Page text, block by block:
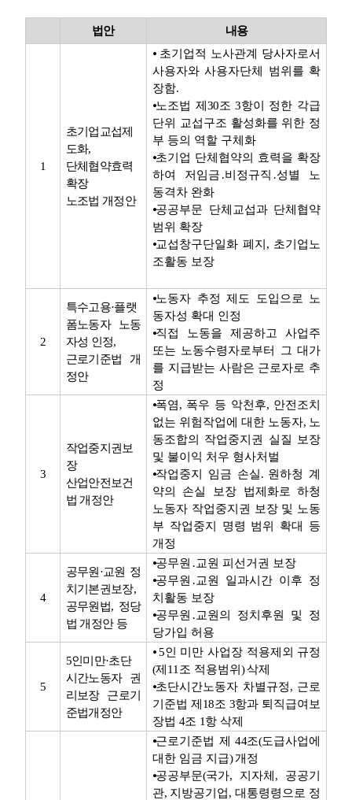
법안 내용
1
초기업교섭제
도화,
단체협약효력
확장
노조법 개정안
⦁ 초기업적 노사관계 당사자로서
사용자와 사용자단체 범위를 확
장함.
⦁노조법 제 30조3항이 정한 각급
단위 교섭구조 활성화를 위한 정
부 등의 역할 구체화
⦁초기업 단체협약의 효력을 확장
하여 저임금․비정규직 ․성별 노
동격차 완화
⦁공공부문 단체교섭과 단체협약
범위 확장
⦁교섭창구단일화 폐지 , 초기업노
조활동 보장
2
특수고용·플랫
폼노동자 노동
자성 인정,
근로기준법 개
정안
⦁노동자 추정 제도 도입으로 노
동자성 확대 인정
⦁직접 노동을 제공하고 사업주
또는 노동수령자로부터 그 대가
를 지급받는 사람은 근로자로 추
정
3
작업중지권보
장
산업안전보건
법 개정안
⦁폭염, 폭우 등 악천후, 안전조치
없는 위험작업에 대한 노동자, 노
동조합의 작업중지권 실질 보장
및 불이익 처우 형사처벌
⦁작업중지 임금 손실. 원하청 계
약의 손실 보장 법제화로 하청
노동자 작업중지권 보장 및 노동
부 작업중지 명령 범위 확대 등
개정
4
공무원 ·교원 정
치기본권보장,
공무원법, 정당
법 개정안 등
⦁공무원 ․교원 피선거권 보장
⦁공무원 ․교원 일과시간 이후 정
치활동 보장
⦁공무원 ․교원의 정치후원 및 정
당가입 허용
5
5인미만·초단
시간노동자 권
리보장 근로기
준법개정안
⦁5인 미만 사업장 적용제외 규정
(제 11 조 적용범위 )삭제
⦁초단시간노동자 차별규정, 근로
기준법 제 18조 3항과 퇴직급여보
장법 4조 1항 삭제
⦁근로기준법 제44조(도급사업에
대한 임금 지급)개정
⦁공공부문(국가, 지자체 , 공공기
관, 지방공기업, 대통령령으로 정